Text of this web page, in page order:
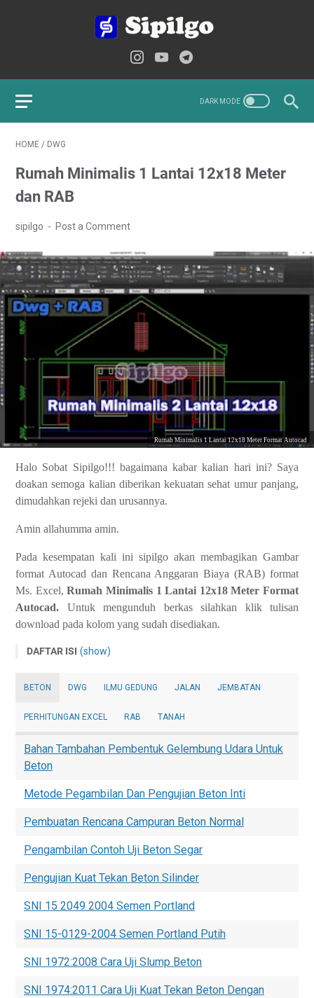
HOME / DWG
Rumah Minimalis 1 Lantai 12x18 Meter
dan RAB
sipilgo Post a Comment
Rumah Minimalis 1 Lantai 12x18 Meter Format Autocad
Halo Sobat Sipilgo!!! bagaimana kabar kalian hari ini? Saya
doakan semoga kalian diberikan kekuatan sehat umur panjang,
dimudahkan rejeki dan urusannya.
Amin allahumma amin.
Pada kesempatan kali ini sipilgo akan membagikan Gambar
format Autocad dan Rencana Anggaran Biaya (RAB) format
Ms. Excel,Rumah Minimalis 1 Lantai 12x18 Meter Format
Autocad. Untuk mengunduh berkas silahkan klik tulisan
download pada kolom yang sudah disediakan.
DAFTAR ISI (show)
Keuntungan/ Kelebihan Rumah Minimalis
Kerugian/ Kekurangan Rumah Minimalis
Lantai Ukuran 12x18 Meter Format Dwg Autocad
Download Rencana Anggaran Biaya RAB Rumah Minimalis
Kesimpulan
BETON DWG ILMU GEDUNG JALAN JEMBATAN
PERHITUNGAN EXCEL RAB TANAH
Bahan Tambahan Pembentuk Gelembung Udara Untuk
Beton
Metode Pegambilan Dan Pengujian Beton Inti
Pembuatan Rencana Campuran Beton Normal
Pengambilan Contoh Uji Beton Segar
Pengujian Kuat Tekan Beton Silinder
SNI 15 2049 2004 Semen Portland
SNI 15-0129-2004 Semen Portland Putih
SNI 1972:2008 Cara Uji Slump Beton
SNI 1974:2011 Cara Uji Kuat Tekan Beton Dengan